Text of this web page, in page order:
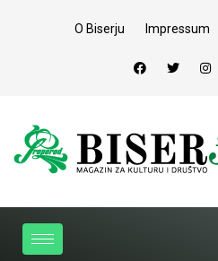
O Biserju Impressum